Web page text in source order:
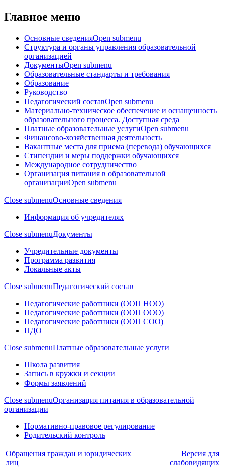
Главное меню
Основные сведенияOpen submenu
Структура и органы управления образовательной
организацией
ДокументыOpen submenu
Образовательные стандарты и требования
Образование
Руководство
Педагогический составOpen submenu
Материально-техническое обеспечение и оснащенность
образовательного процесса. Доступная среда
Платные образовательные услугиOpen submenu
Финансово-хозяйственная деятельность
Вакантные места для приема (перевода) обучающихся
Стипендии и меры поддержки обучающихся
Международное сотрудничество
Организация питания в образовательной
организацииOpen submenu
Close submenuОсновные сведения
Информация об учредителях
Close submenuДокументы
Учредительные документы
Программа развития
Локальные акты
Close submenuПедагогический состав
Педагогические работники (ООП НОО)
Педагогические работники (ООП ООО)
Педагогические работники (ООП СОО)
ПДО
Close submenuПлатные образовательные услуги
Школа развития
Запись в кружки и секции
Формы заявлений
Close submenuОрганизация питания в образовательной
организации
Нормативно-правовое регулирование
Родительский контроль
Обращения граждан и юридических
лиц
Версия для
слабовидящих